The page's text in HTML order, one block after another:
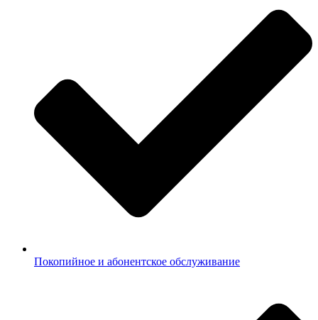
Покопийное и абонентское обслуживание